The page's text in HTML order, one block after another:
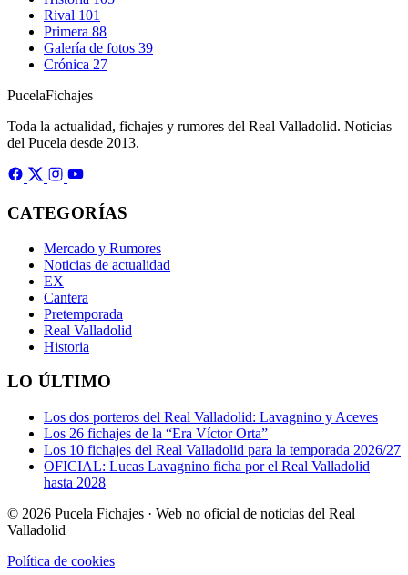
Rival 101
Primera 88
Galería de fotos 39
Crónica 27
PucelaFichajes
Toda la actualidad, fichajes y rumores del Real Valladolid. Noticias
del Pucela desde 2013.
CATEGORÍAS
Mercado y Rumores
Noticias de actualidad
EX
Cantera
Pretemporada
Real Valladolid
Historia
LO ÚLTIMO
Los dos porteros del Real Valladolid: Lavagnino y Aceves
Los 26 fichajes de la “Era Víctor Orta”
Los 10 fichajes del Real Valladolid para la temporada 2026/27
OFICIAL: Lucas Lavagnino ficha por el Real Valladolid
hasta 2028
© 2026 Pucela Fichajes · Web no oficial de noticias del Real
Valladolid
Política de cookies